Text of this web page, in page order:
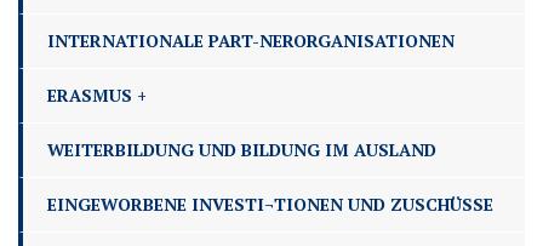
INTERNATIONALE PART-NERORGANISATIONEN
ERASMUS +
WEITERBILDUNG UND BILDUNG IM AUSLAND
EINGEWORBENE INVESTI¬TIONEN UND ZUSCHÜSSE